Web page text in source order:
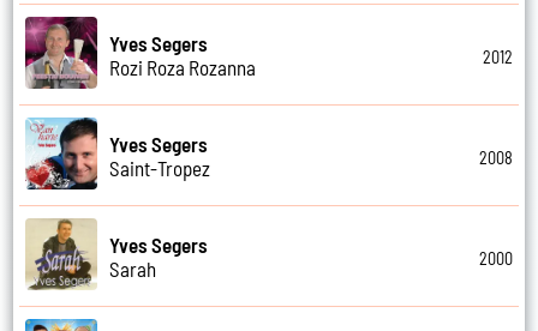
Yves Segers
Rozi Roza Rozanna
2012
Yves Segers
Saint-Tropez
2008
Yves Segers
Sarah
2000